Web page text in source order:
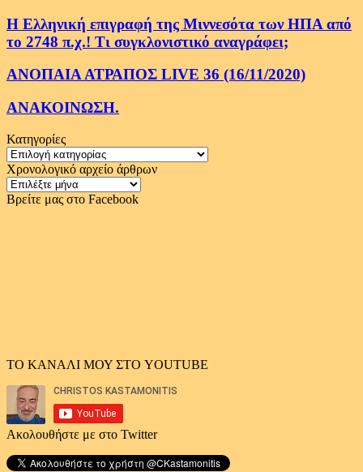
Η Ελληνική επιγραφή της Μιννεσότα των ΗΠΑ από
το 2748 π.χ.! Τι συγκλονιστικό αναγράφει;
ΑΝΟΠΑΙΑ ΑΤΡΑΠΟΣ LIVE 36 (16/11/2020)
ΑΝΑΚΟΙΝΩΣΗ.
Κατηγορίες
Κατηγορίες
Χρονολογικό αρχείο άρθρων
Χρονολογικό
αρχείο
Βρείτε μας στο Facebook
ΤΟ ΚΑΝΑΛΙ ΜΟΥ ΣΤΟ YOUTUBE
Ακολουθήστε με στο Twitter